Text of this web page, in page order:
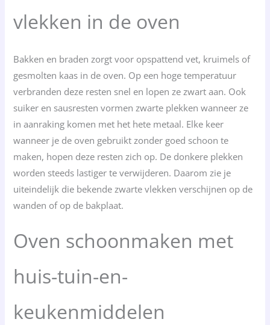
vlekken in de oven
Bakken en braden zorgt voor opspattend vet, kruimels of
gesmolten kaas in de oven. Op een hoge temperatuur
verbranden deze resten snel en lopen ze zwart aan. Ook
suiker en sausresten vormen zwarte plekken wanneer ze
in aanraking komen met het hete metaal. Elke keer
wanneer je de oven gebruikt zonder goed schoon te
maken, hopen deze resten zich op. De donkere plekken
worden steeds lastiger te verwijderen. Daarom zie je
uiteindelijk die bekende zwarte vlekken verschijnen op de
wanden of op de bakplaat.
Oven schoonmaken met
huis-tuin-en-
keukenmiddelen